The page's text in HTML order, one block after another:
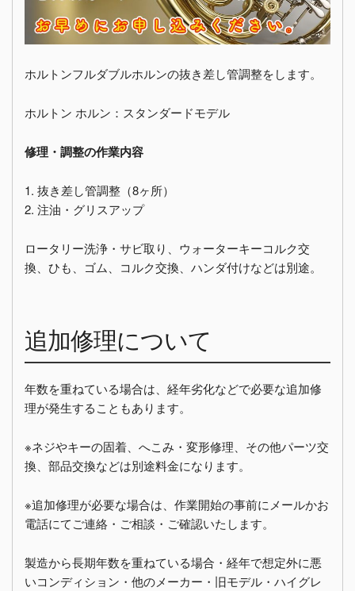
ホルトンフルダブルホルンの抜き差し管調整をします。
ホルトン ホルン：スタンダードモデル
修理・調整の作業内容
1. 抜き差し管調整（8ヶ所）
2. 注油・グリスアップ
ロータリー洗浄・サビ取り、ウォーターキーコルク交
換、ひも、ゴム、コルク交換、ハンダ付けなどは別途。
追加修理について
年数を重ねている場合は、経年劣化などで必要な追加修
理が発生することもあります。
※ネジやキーの固着、へこみ・変形修理、その他パーツ交
換、部品交換などは別途料金になります。
※追加修理が必要な場合は、作業開始の事前にメールかお
電話にてご連絡・ご相談・ご確認いたします。
製造から長期年数を重ねている場合・経年で想定外に悪
いコンディション・他のメーカー・旧モデル・ハイグレ